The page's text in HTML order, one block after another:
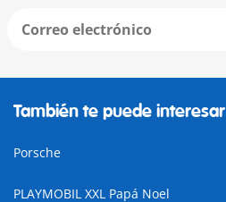
También te puede interesar
Porsche
PLAYMOBIL XXL Papá Noel